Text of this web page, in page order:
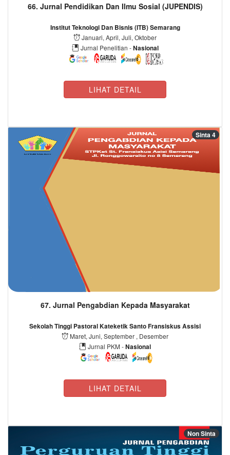
66. Jurnal Pendidikan Dan Ilmu Sosial (JUPENDIS)
Institut Teknologi Dan Bisnis (ITB) Semarang
Januari, April, Juli, Oktober
Jurnal Penelitian -Nasional
LIHAT DETAIL
Sinta 4
67. Jurnal Pengabdian Kepada Masyarakat
Sekolah Tinggi Pastoral Kateketik Santo Fransiskus Assisi
Maret, Juni, September , Desember
Jurnal PKM -Nasional
LIHAT DETAIL
Non Sinta